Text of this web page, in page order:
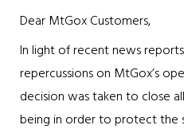
Dear MtGox Customers,
In light of recent news
repercussions on MtGox’s
decision was taken to close
being in order to protect the